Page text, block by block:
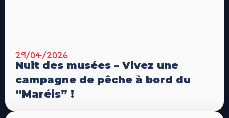
29/04/2026
Nuit des musées – Vivez une
campagne de pêche à bord du
“Maréis” !